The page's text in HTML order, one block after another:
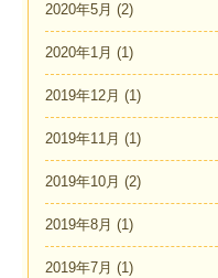
2020年5月 (2)
2020年1月 (1)
2019年12月 (1)
2019年11月 (1)
2019年10月 (2)
2019年8月 (1)
2019年7月 (1)